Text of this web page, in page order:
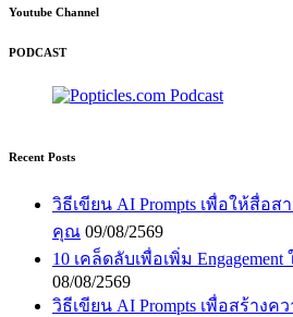
Youtube Channel
PODCAST
Recent Posts
วิธีเขียน AI Prompts เพื่อให้สื่อส
คุณ 09/08/2569
10 เคล็ดลับเพื่อเพิ่ม
08/08/2569
วิธีเขียน AI Prompts เพื่อสร้าง